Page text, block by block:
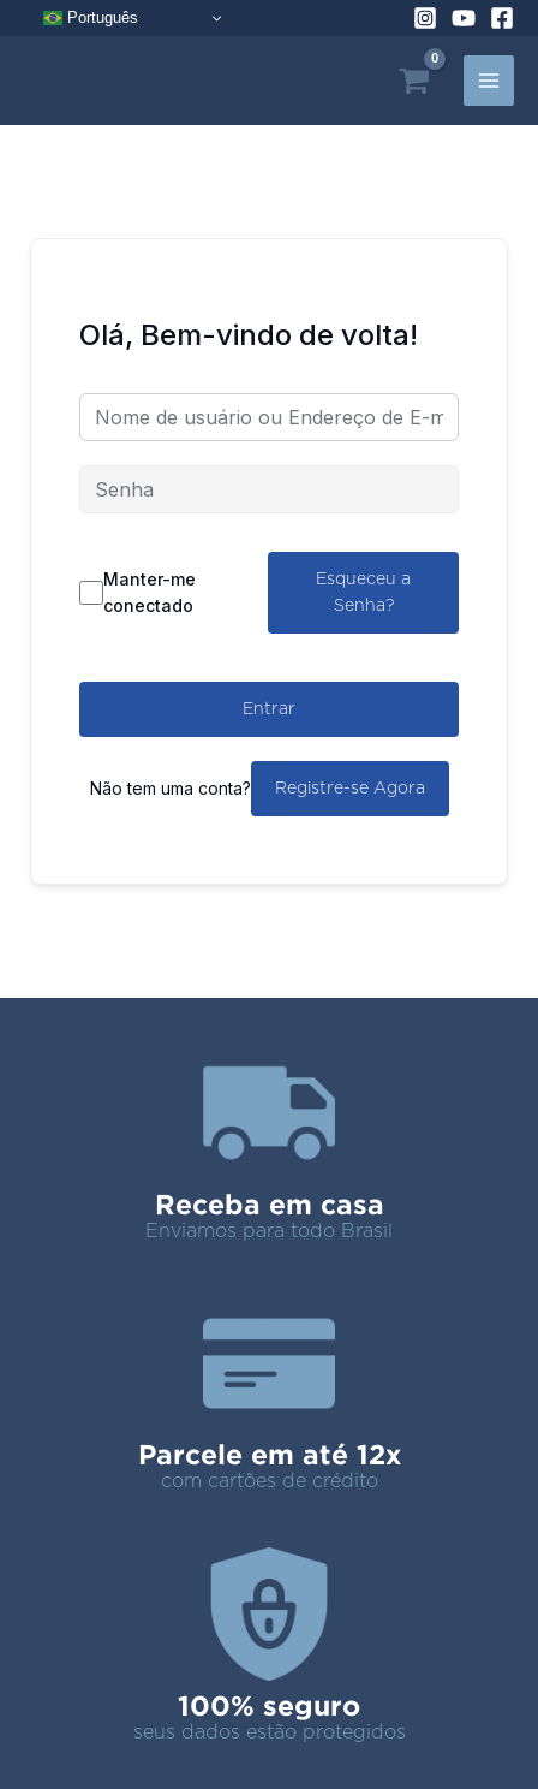
Pular
Português
Olá, Bem-vindo de volta!
Manter-me
conectado
Esqueceu a
Senha?
Entrar
Não tem uma conta? Registre-se Agora
Receba em casa
Enviamos para todo Brasil
Parcele em até 12x
com cartões de crédito
100% seguro
seus dados estão protegidos